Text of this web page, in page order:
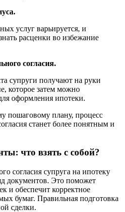
услуг варьируется, и
расценки во избежание
согласия.
супруги получают на руки
которое затем можно
оформления ипотеки.
пошаговому плану, процесс
станет более понятным и
что взять с собой?
согласия супруга на ипотеку
документов. Это поможет
и обеспечит корректное
бумаг. Правильная подготовка
сделки.